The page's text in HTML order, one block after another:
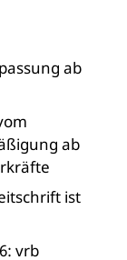
ab
ab
ist
vrb